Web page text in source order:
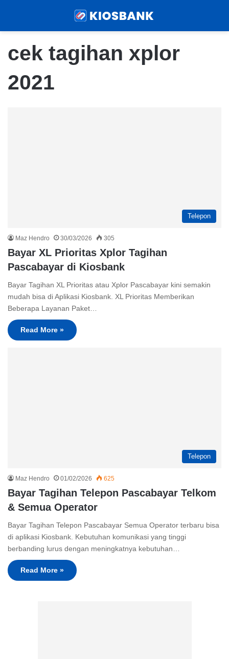
cek tagihan xplor
2021
Telepon
Maz Hendro 30/03/2026 305
Bayar XL Prioritas Xplor Tagihan
Pascabayar di Kiosbank
Bayar Tagihan XL Prioritas atau Xplor Pascabayar kini semakin
mudah bisa di Aplikasi Kiosbank. XL Prioritas Memberikan
Beberapa Layanan Paket…
Read More »
Telepon
Maz Hendro 01/02/2026 625
Bayar Tagihan Telepon Pascabayar Telkom
& Semua Operator
Bayar Tagihan Telepon Pascabayar Semua Operator terbaru bisa
di aplikasi Kiosbank. Kebutuhan komunikasi yang tinggi
berbanding lurus dengan meningkatnya kebutuhan…
Read More »